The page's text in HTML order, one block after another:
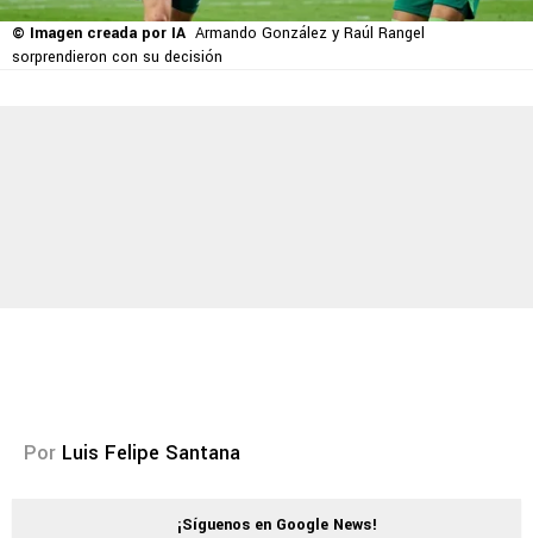
© Imagen creada por IA Armando González y Raúl Rangel
sorprendieron con su decisión
Por Luis Felipe Santana
¡Síguenos en Google News!